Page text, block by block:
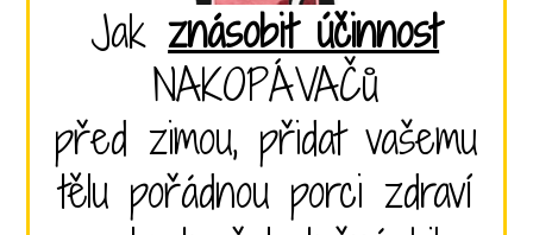
Jakznásobit účinnost
NAKOPÁVAČů
před zimou, přidat vašemu
tělu pořádnou porci zdraví